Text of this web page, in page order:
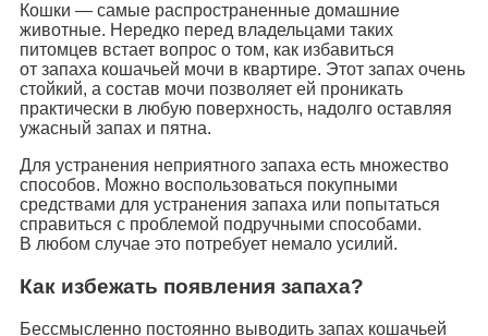
Кошки — самые распространенные домашние
животные. Нередко перед владельцами таких
питомцев встает вопрос о том, как избавиться
от запаха кошачьей мочи в квартире. Этот запах очень
стойкий, а состав мочи позволяет ей проникать
практически в любую поверхность, надолго оставляя
ужасный запах и пятна.
Для устранения неприятного запаха есть множество
способов. Можно воспользоваться покупными
средствами для устранения запаха или попытаться
справиться с проблемой подручными способами.
В любом случае это потребует немало усилий.
Как избежать появления запаха?
Бессмысленно постоянно выводить запах кошачьей